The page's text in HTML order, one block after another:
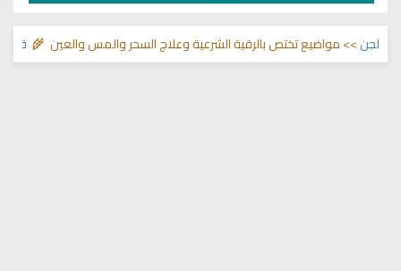
قناة>> مواضيع تختص بالرقية الشرعية وعلاج السحر والمس والعين 🌾